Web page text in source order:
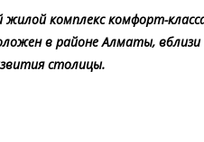
комплекс комфорт-
в районе Алматы,
столицы.